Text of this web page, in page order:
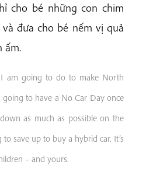
cho bé những con chim
đưa cho bé nếm vị quả
ấm.
am going to do to make North
going to have a No Car Day once
as much as possible on the
save up to buy a hybrid car. It’s
– and yours.